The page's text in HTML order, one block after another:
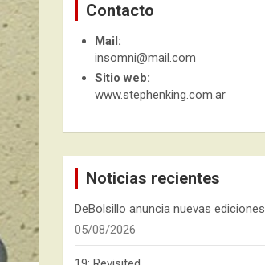
Contacto
Mail:
insomni@mail.com
Sitio web:
www.stephenking.com.ar
Noticias recientes
DeBolsillo anuncia nuevas ediciones
05/08/2026